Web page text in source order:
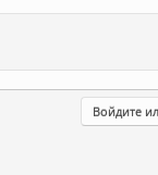
Войдите